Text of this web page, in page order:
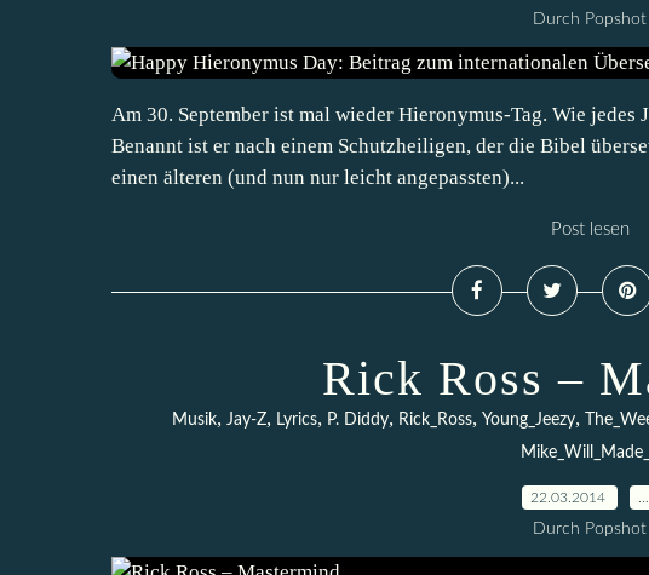
Durch Popshot
Am 30. September ist mal wieder Hieronymus-Tag. Wie jedes
Benannt ist er nach einem Schutzheiligen, der die Bibel
einen älteren (und nun nur leicht angepassten)...
Post lesen
Rick Ross –
Musik, Jay-Z, Lyrics, P. Diddy, Rick_Ross, Young_Jeezy,
22.03.2014
Durch Popshot